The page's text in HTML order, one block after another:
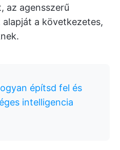
az agensszerű
a következetes,
építsd fel és
intelligencia